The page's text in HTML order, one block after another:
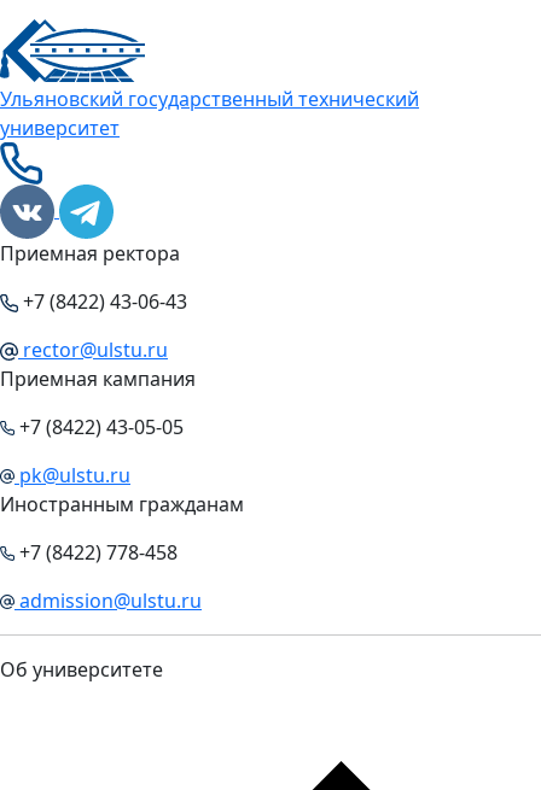
Ульяновский государственный технический
университет
Приемная ректора
+7 (8422) 43-06-43
rector@ulstu.ru
Приемная кампания
+7 (8422) 43-05-05
pk@ulstu.ru
Иностранным гражданам
+7 (8422) 778-458
admission@ulstu.ru
Об университете